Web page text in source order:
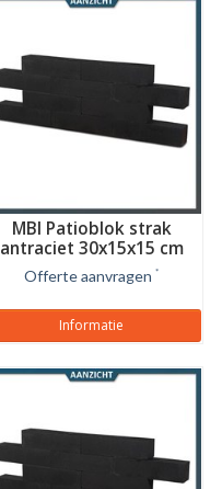
MBI Patioblok strak
antraciet 30x15x15 cm
Offerte aanvragen *
Informatie